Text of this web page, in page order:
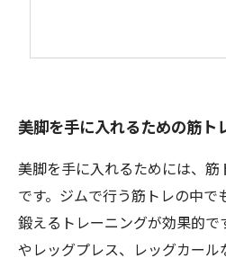
美脚を手に入れるための筋ト
美脚を手に入れるためには、
です。ジムで行う筋トレの中で
鍛えるトレーニングが効果的で
やレッグプレス、レッグカール